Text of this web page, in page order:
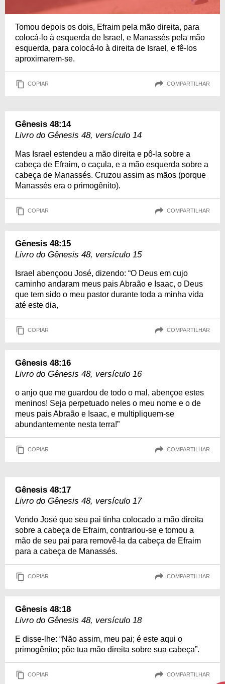
Tomou depois os dois, Efraim pela mão direita, para
colocá-lo à esquerda de Israel, e Manassés pela mão
esquerda, para colocá-lo à direita de Israel, e fê-los
aproximarem-se.
COPIAR COMPARTILHAR
Gênesis 48:14
Livro do Gênesis 48, versículo 14
Mas Israel estendeu a mão direita e pô-la sobre a
cabeça de Efraim, o caçula, e a mão esquerda sobre a
cabeça de Manassés. Cruzou assim as mãos (porque
Manassés era o primogênito).
COPIAR COMPARTILHAR
Gênesis 48:15
Livro do Gênesis 48, versículo 15
Israel abençoou José, dizendo: “O Deus em cujo
caminho andaram meus pais Abraão e Isaac, o Deus
que tem sido o meu pastor durante toda a minha vida
até este dia,
COPIAR COMPARTILHAR
Gênesis 48:16
Livro do Gênesis 48, versículo 16
o anjo que me guardou de todo o mal, abençoe estes
meninos! Seja perpetuado neles o meu nome e o de
meus pais Abraão e Isaac, e multipliquem-se
abundantemente nesta terra!”
COPIAR COMPARTILHAR
Gênesis 48:17
Livro do Gênesis 48, versículo 17
Vendo José que seu pai tinha colocado a mão direita
sobre a cabeça de Efraim, contrariou-se e tomou a
mão de seu pai para removê-la da cabeça de Efraim
para a cabeça de Manassés.
COPIAR COMPARTILHAR
Gênesis 48:18
Livro do Gênesis 48, versículo 18
E disse-lhe: “Não assim, meu pai; é este aqui o
primogênito; põe tua mão direita sobre sua cabeça”.
COPIAR COMPARTILHAR